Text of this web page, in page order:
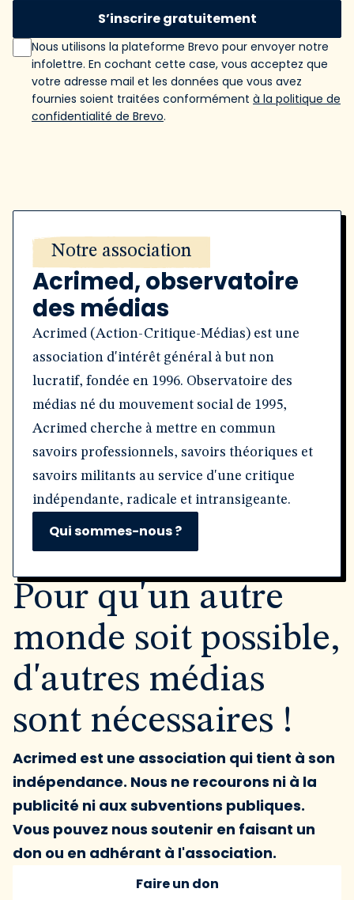
S’inscrire gratuitement
Nous utilisons la plateforme Brevo pour envoyer notre
infolettre. En cochant cette case, vous acceptez que
votre adresse mail et les données que vous avez
fournies soient traitées conformément à la politique de
confidentialité de Brevo.
Notre association
Acrimed, observatoire
des médias
Acrimed (Action-Critique-Médias) est une
association d'intérêt général à but non
lucratif, fondée en 1996. Observatoire des
médias né du mouvement social de 1995,
Acrimed cherche à mettre en commun
savoirs professionnels, savoirs théoriques et
savoirs militants au service d'une critique
indépendante, radicale et intransigeante.
Qui sommes-nous ?
Pour qu'un autre
monde soit possible,
d'autres médias
sont nécessaires !
Acrimed est une association qui tient à son
indépendance. Nous ne recourons ni à la
publicité ni aux subventions publiques.
Vous pouvez nous soutenir en faisant un
don ou en adhérant à l'association.
Faire un don